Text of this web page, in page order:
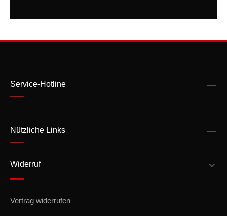
Service-Hotline
Nützliche Links
Widerruf
Vertrag widerrufen